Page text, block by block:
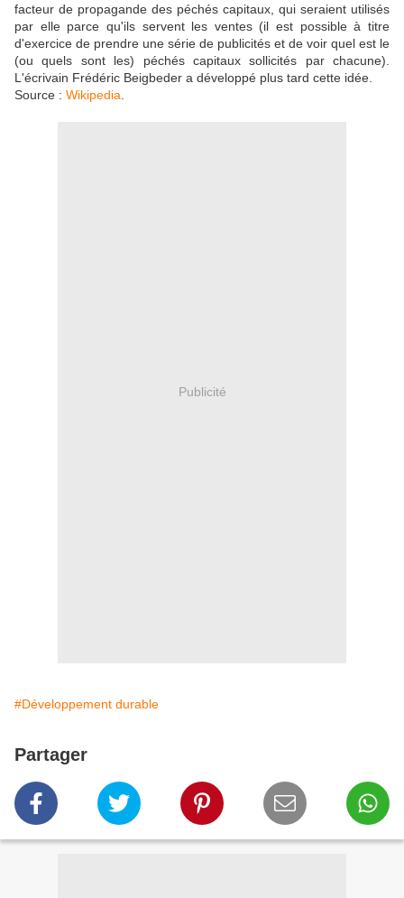
facteur de propagande des péchés capitaux, qui seraient utilisés
par elle parce qu'ils servent les ventes (il est possible à titre
d'exercice de prendre une série de publicités et de voir quel est le
(ou quels sont les) péchés capitaux sollicités par chacune).
L'écrivain Frédéric Beigbeder a développé plus tard cette idée.
Source : Wikipedia
Publicité
#Développement durable
Partager